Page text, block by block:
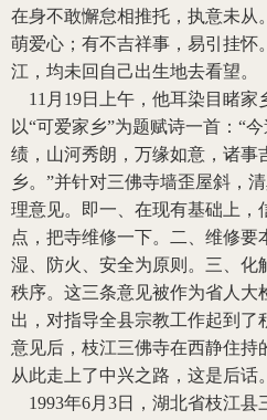
在身不敢懈怠相推托，执意未从
萌爱心；有不吉祥事，易引挂怀
江，均未回自己出生地去看望。
11 月 19日上午，他耳染目睹家
以“可爱家乡”为题赋诗一首：“
绩，山河秀朗，万缘如意，诸事
乡。”并针对三佛寺墙歪屋斜，
理意见。即一、在现有基础上，
点，把寺维修一下。二、维修要
湿、防火、安全为原则。三、化
秩序。这三条意见被作为省人大
出，对指导全县宗教工作起到了
意见后，枝江三佛寺在西静住持
从此走上了中兴之路，这是后话。
1993年6月 3日，湖北省枝江县